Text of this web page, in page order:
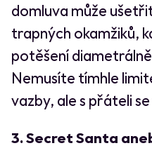
domluva může
trapných okamžiků,
potěšení
Nemusíte tímhle
vazby, ale s přáteli
3. Secret Santa